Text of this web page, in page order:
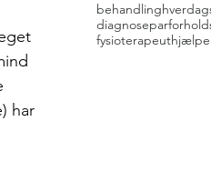
har
behandling
diagnoseparforhold
fysioterapeut